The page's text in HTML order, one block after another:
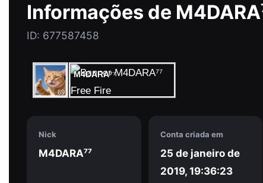
Informações de ㅤ
ID: 677587458
ㅤM4DARA⁷⁷
69
Nick
ㅤM4DARA⁷⁷
Conta criada em
25 de janeiro de
2019, 19:36:23